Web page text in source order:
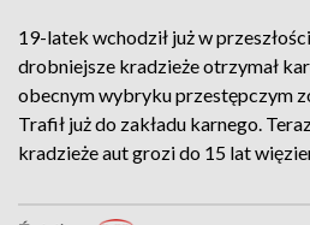
19-latek wchodził już w
drobniejsze kradzieże otrzymał
obecnym wybryku przestępczym
Trafił już do zakładu karnego.
kradzieże aut grozi do 15 lat